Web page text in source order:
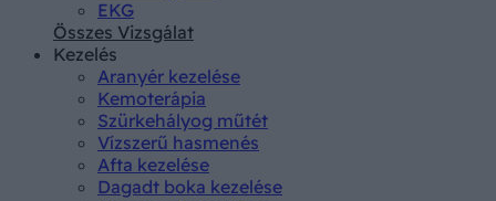
EKG
Összes Vizsgálat
Kezelés
Aranyér kezelése
Kemoterápia
Szürkehályog műtét
Vízszerű hasmenés
Afta kezelése
Dagadt boka kezelése